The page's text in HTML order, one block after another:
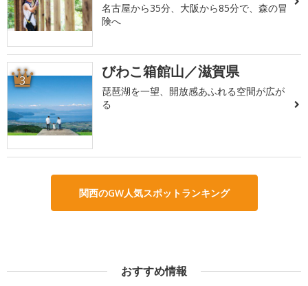
名古屋から35分、大阪から85分で、森の冒
険へ
3 びわこ箱館山／滋賀県
琵琶湖を一望、開放感あふれる空間が広が
る
関西のGW人気スポットランキング
おすすめ情報